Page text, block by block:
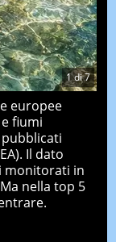
1di7
europee
fiumi
Il dato
monitorati in
nella top 5